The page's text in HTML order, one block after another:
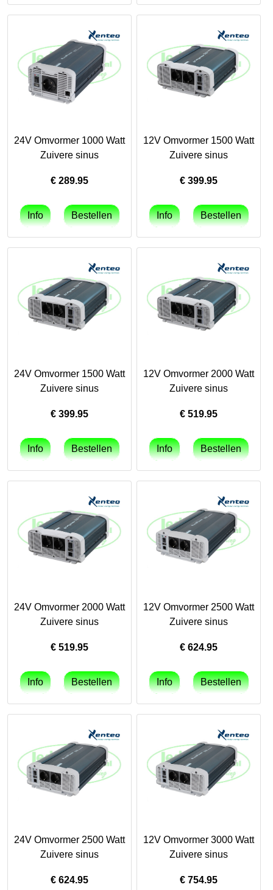
24V Omvormer 1000 Watt
Zuivere sinus
€ 289.95
12V Omvormer 1500 Watt
Zuivere sinus
€ 399.95
24V Omvormer 1500 Watt
Zuivere sinus
€ 399.95
12V Omvormer 2000 Watt
Zuivere sinus
€ 519.95
24V Omvormer 2000 Watt
Zuivere sinus
€ 519.95
12V Omvormer 2500 Watt
Zuivere sinus
€ 624.95
24V Omvormer 2500 Watt
Zuivere sinus
€ 624.95
12V Omvormer 3000 Watt
Zuivere sinus
€ 754.95